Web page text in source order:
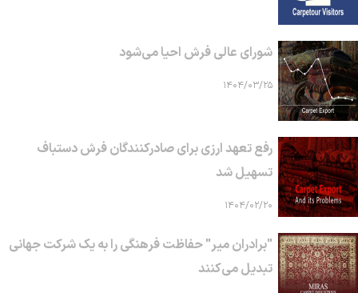
شورای عالی فرش احیا می‌شود
۱۴۰۴/۰۳/۲۵
رفع تعهد ارزی برای صادرکنندگان فرش دستباف
تسهیل شد
۱۴۰۴/۰۲/۲۰
"برادران میر" حفاظت فرهنگی را به یک شرکت جهانی
تبدیل می‌کنند